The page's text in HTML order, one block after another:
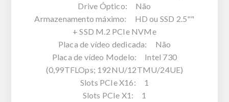
Drive Óptico: Não
Armazenamento máximo: HD ou SSD 2.5""
+ SSD M.2 PCIe NVMe
Placa de vídeo dedicada: Não
Placa de vídeo Modelo: Intel 730
(0,99TFLOps; 192NU/12TMU/24UE)
Slots PCIe X16: 1
Slots PCIe X1: 1